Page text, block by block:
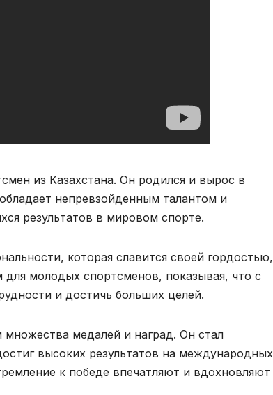
из Казахстана. Он родился и вырос в
непревзойденным талантом и
результатов в мировом спорте.
которая славится своей гордостью,
молодых спортсменов, показывая, что с
и достичь больших целей.
множества медалей и наград. Он стал
высоких результатов на международных
к победе впечатляют и вдохновляют